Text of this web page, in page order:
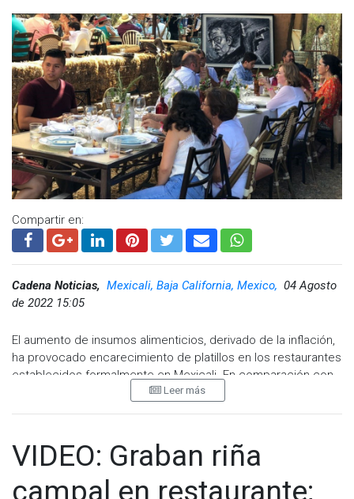
Compartir en:
Cadena Noticias, Mexicali, Baja California, Mexico, 04 Agosto
de 2022 15:05
El aumento de insumos alimenticios, derivado de la inflación,
ha provocado encarecimiento de platillos en los restaurantes
establecidos formalmente en Mexicali. En comparación con
el inicio del 2022, para este octavo mes del año hay comidas
Restaurantera y Alimentos Condimentados (Canirac), Raúl
restauranteros han podido absorber el alza en los costos.
Leer más
VIDEO: Graban riña
campal en restaurante;